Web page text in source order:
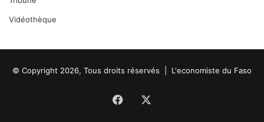
Vidéothèque
© Copyright 2026, Tous droits réservés | L'economiste du Faso
Facebook